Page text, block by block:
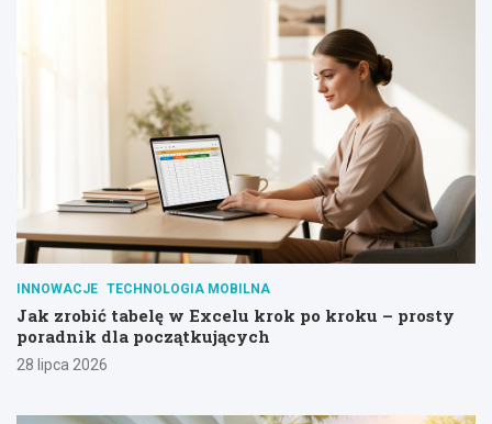
INNOWACJE TECHNOLOGIA MOBILNA
Jak zrobić tabelę w Excelu krok po kroku – prosty
poradnik dla początkujących
28 lipca 2026